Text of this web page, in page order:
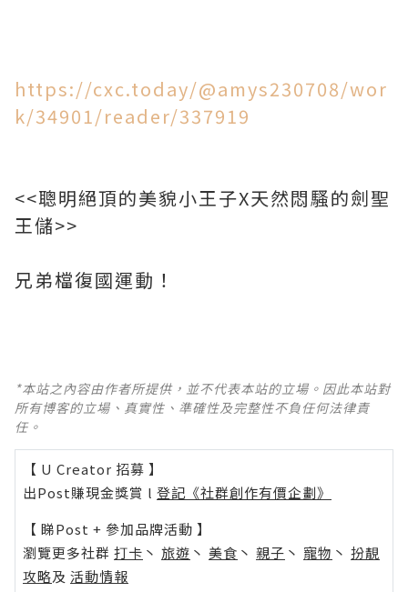
https://cxc.today/@amys230708/wor
k/34901/reader/337919
<<聰明絕頂的美貌小王子X天然悶騷的劍聖
王儲>>
兄弟檔復國運動！
*本站之內容由作者所提供，並不代表本站的立場。因此本站對
所有博客的立場、真實性、準確性及完整性不負任何法律責
任。
【 U Creator 招募 】
出Post賺現金獎賞 l 登記《社群創作有價企劃》
【 睇Post + 參加品牌活動 】
瀏覽更多社群 打卡 丶 旅遊 丶 美食 丶 親子 丶 寵物 丶 扮靚
攻略及 活動情報